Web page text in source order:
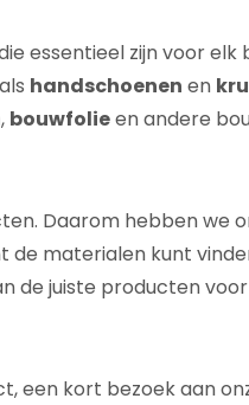
essentieel zijn voor
handschoenen en
, bouwfolieen andere
Daarom hebben we
materialen kunt
de juiste producten
een kort bezoek aan